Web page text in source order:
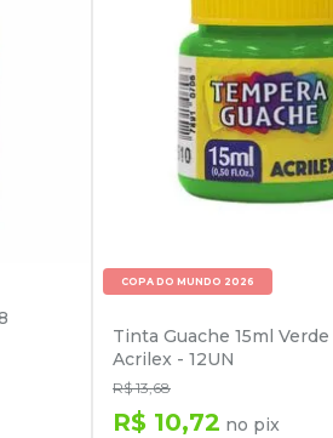
COPA DO MUNDO 2026
Tinta Guache 15ml Verde
Acrilex - 12UN
R$ 13,68
R$ 10,72 no pix